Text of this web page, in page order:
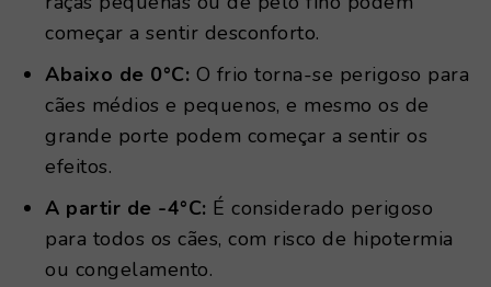
começar a sentir desconforto.
Abaixo de 0°C: O frio torna-se perigoso para
cães médios e pequenos, e mesmo os de
grande porte podem começar a sentir os
efeitos.
A partir de -4°C: É considerado perigoso
para todos os cães, com risco de hipotermia
ou congelamento.